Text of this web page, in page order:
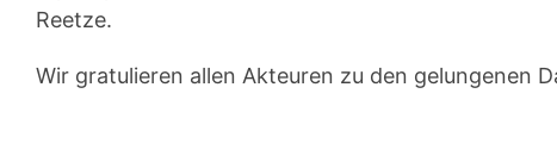
Reetze.
Wir gratulieren allen Akteuren zu den gelungenen